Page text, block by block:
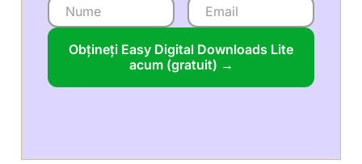
Obțineți Easy Digital Downloads Lite
acum (gratuit) →